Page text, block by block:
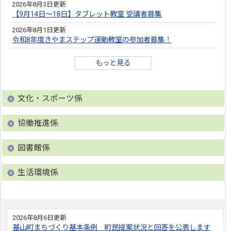
2026年8月3日更新
【9月14日～18日】タブレット教室 受講者募集
2026年8月1日更新
令和8年度きやまステップ運動教室の参加者募集！
もっと見る
文化・スポーツ係
協働推進係
図書館係
生活環境係
2026年8月6日更新
基山町まちづくり基本条例 町民提案状況と回答を公表します